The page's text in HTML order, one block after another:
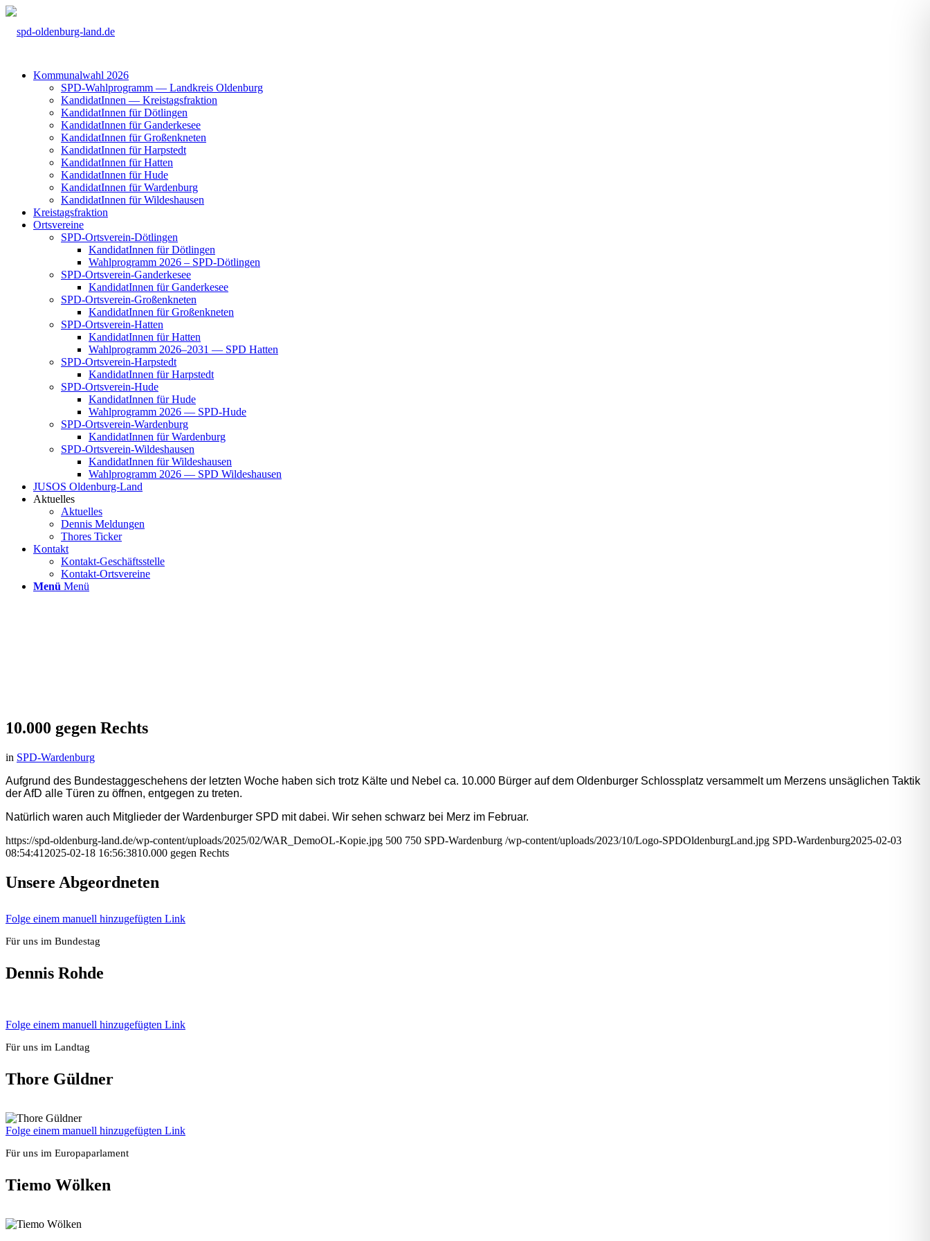
Kom­mu­nal­wahl 2026
SPD-Wahl­pro­gramm — Land­kreis Olden­burg
Kan­di­da­tIn­nen — Kreis­tags­frak­ti­on
Kan­di­da­tIn­nen für Döt­lin­gen
Kan­di­da­tIn­nen für Gan­der­ke­see
Kan­di­da­tIn­nen für Groß­enkne­ten
Kan­di­da­tIn­nen für Harp­s­tedt
Kan­di­da­tIn­nen für Hat­ten
Kan­di­da­tIn­nen für Hude
Kan­di­da­tIn­nen für War­den­burg
Kan­di­da­tIn­nen für Wil­des­hau­sen
Kreis­tags­frak­ti­on
Orts­ver­ei­ne
SPD-Orts­­ver­­ein-Döt­­lin­­gen
Kan­di­da­tIn­nen für Döt­lin­gen
Wahl­pro­gramm 2026 – SPD-Döt­lin­gen
SPD-Orts­­ver­­ein-Gan­­der­ke­­see
Kan­di­da­tIn­nen für Gan­der­ke­see
SPD-Orts­­ver­­ein-Gro­ß­en­k­ne­­ten
Kan­di­da­tIn­nen für Groß­enkne­ten
SPD-Orts­­ver­­ein-Hat­­ten
Kan­di­da­tIn­nen für Hat­ten
Wahl­pro­gramm 2026–2031 — SPD Hat­ten
SPD-Orts­­ver­­ein-Har­p­s­tedt
Kan­di­da­tIn­nen für Harp­s­tedt
SPD-Orts­­ver­­ein-Hude
Kan­di­da­tIn­nen für Hude
Wahl­pro­gramm 2026 — SPD-Hude
SPD-Orts­­ver­­ein-War­­den­­burg
Kan­di­da­tIn­nen für War­den­burg
SPD-Orts­­ver­­ein-Wil­­des­hau­­sen
Kan­di­da­tIn­nen für Wil­des­hau­sen
Wahl­pro­gramm 2026 — SPD Wil­des­hau­sen
JUSOS Olden­­burg-Land
Aktu­el­les
Aktu­el­les
Den­nis Mel­dun­gen
Tho­res Ticker
Kon­takt
Kon­­­takt-Geschäfts­­s­tel­­le
Kon­­­takt-Orts­­ver­­ei­­ne
Menü Menü
10.000 gegen Rechts
in SPD-Wardenburg
Auf­grund des Bun­destag­ge­sche­hens der letz­ten Woche haben sich trotz Käl­te und Nebel ca. 10.000 Bür­ger auf dem Olden­bur­ger Schloss­platz ver­sam­melt um Mer­zens unsäg­li­chen Tak­tik
der AfD alle Türen zu öff­nen, ent­ge­gen zu tre­ten.
Natür­lich waren auch Mit­glie­der der War­den­bur­ger SPD mit dabei. Wir sehen schwarz bei Merz im Febru­ar.
https://spd-oldenburg-land.de/wp-content/uploads/2025/02/WAR_DemoOL-Kopie.jpg 500 750 SPD-Wardenburg /wp-content/uploads/2023/10/Logo-SPDOldenburgLand.jpg SPD-Wardenburg2025-02-03
08:54:41 2025-02-18 16:56:3810.000 gegen Rechts
Unse­re Abge­ord­ne­ten
Fol­ge einem manu­ell hin­zu­ge­füg­ten Link
Für uns im Bun­des­tag
Den­nis Roh­de
Fol­ge einem manu­ell hin­zu­ge­füg­ten Link
Für uns im Land­tag
Tho­re Güld­ner
Fol­ge einem manu­ell hin­zu­ge­füg­ten Link
Für uns im Euro­pa­par­la­ment
Tie­mo Wöl­ken